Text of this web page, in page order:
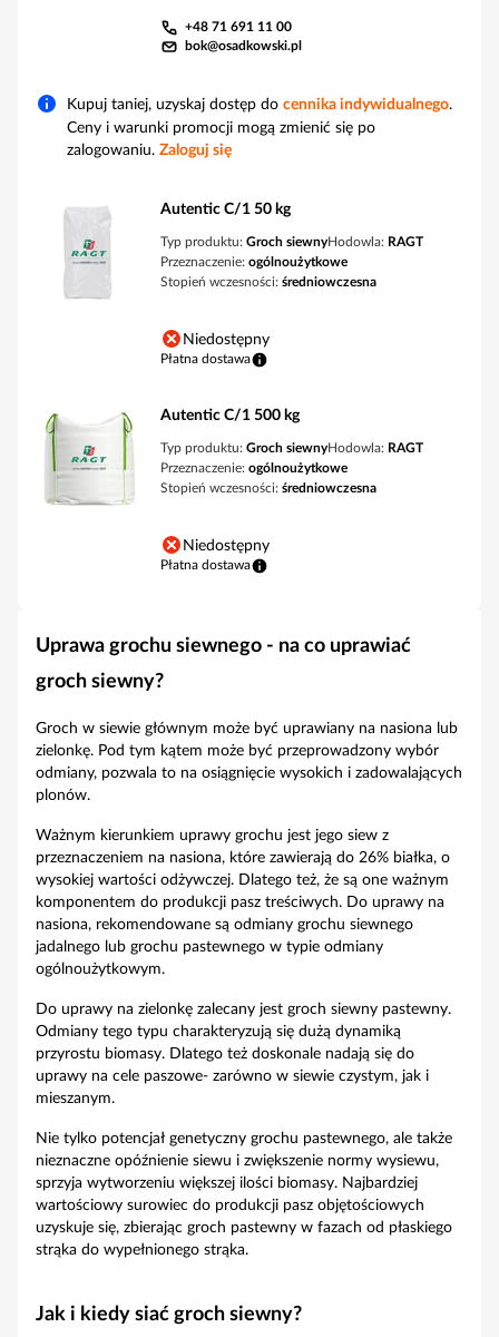
+48 71 691 11 00
bok@osadkowski.pl
Kupuj taniej, uzyskaj dostęp do cennika indywidualnego.
Ceny i warunki promocji mogą zmienić się po
zalogowaniu. Zaloguj się
Autentic C/1 50 kg
Typ produktu: Groch siewnyHodowla: RAGT
Przeznaczenie: ogólnoużytkowe
Stopień wczesności: średniowczesna
Niedostępny
Płatna dostawa
Autentic C/1 500 kg
Typ produktu: Groch siewnyHodowla: RAGT
Przeznaczenie: ogólnoużytkowe
Stopień wczesności: średniowczesna
Niedostępny
Płatna dostawa
Uprawa grochu siewnego - na co uprawiać
groch siewny?
Groch w siewie głównym może być uprawiany na nasiona lub
zielonkę. Pod tym kątem może być przeprowadzony wybór
odmiany, pozwala to na osiągnięcie wysokich i zadowalających
plonów.
Ważnym kierunkiem uprawy grochu jest jego siew z
przeznaczeniem na nasiona, które zawierają do 26% białka, o
wysokiej wartości odżywczej. Dlatego też, że są one ważnym
komponentem do produkcji pasz treściwych. Do uprawy na
nasiona, rekomendowane są odmiany grochu siewnego
jadalnego lub grochu pastewnego w typie odmiany
ogólnoużytkowym.
Do uprawy na zielonkę zalecany jest groch siewny pastewny.
Odmiany tego typu charakteryzują się dużą dynamiką
przyrostu biomasy. Dlatego też doskonale nadają się do
uprawy na cele paszowe- zarówno w siewie czystym, jak i
mieszanym.
Nie tylko potencjał genetyczny grochu pastewnego, ale także
nieznaczne opóźnienie siewu i zwiększenie normy wysiewu,
sprzyja wytworzeniu większej ilości biomasy. Najbardziej
wartościowy surowiec do produkcji pasz objętościowych
uzyskuje się, zbierając groch pastewny w fazach od płaskiego
strąka do wypełnionego strąka.
Jak i kiedy siać groch siewny?